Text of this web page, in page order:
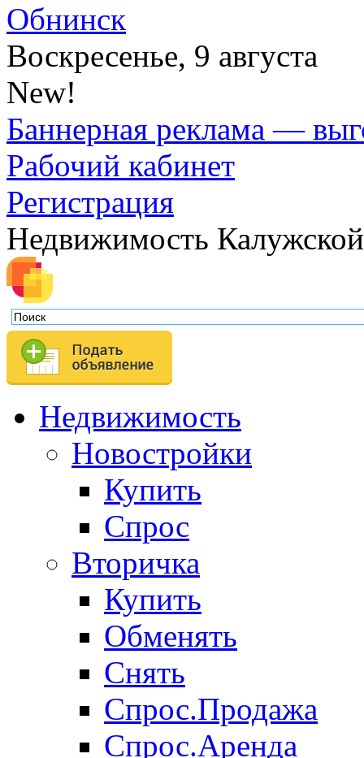
Обнинск
Воскресенье, 9 августа
New!
Баннерная реклама —
Рабочий кабинет
Регистрация
Недвижимость
Недвижимость
Новостройки
Купить
Спрос
Вторичка
Купить
Обменять
Снять
Спрос.Продажа
Спрос.Аренда